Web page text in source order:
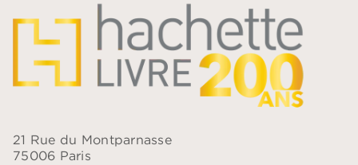
21 Rue du Montparnasse
75006 Paris